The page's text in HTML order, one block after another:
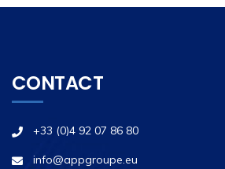
CONTACT
+33 (0)4 92 07 86 80
info@appgroupe.eu